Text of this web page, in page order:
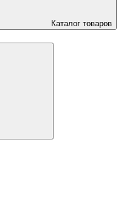
Каталог товаров